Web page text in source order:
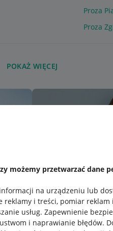
możemy przetwarzać dane
na urządzeniu lub
reklamy i treści, pomiar
usług. Zapewnienie
i naprawianie błędów.
Proza
Proza
POKAŻ WIĘCEJ